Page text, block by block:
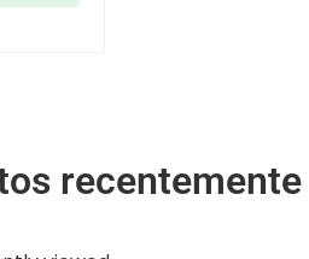
recentemente